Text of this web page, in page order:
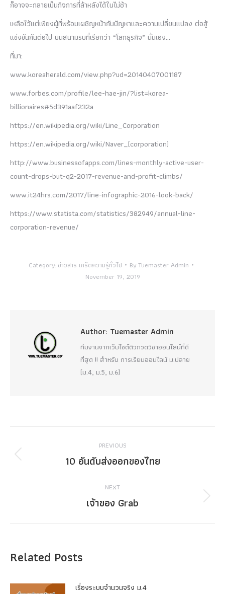
ก็อาจจะกลายเป็นกิจการที่ล้าหลังได้ในไม่ช้า
เหลือไว้แต่เพียงผู้ที่พร้อมเผชิญหน้ากับปัญหาและความเปลี่ยนแปลง ต่อสู้
แข่งขันกันต่อไป บนสนามรบที่เรียกว่า “โลกธุรกิจ” นั่นเอง…
ที่มา:
www.koreaherald.com/view.php?ud=20140407001187
www.forbes.com/profile/lee-hae-jin/?list=korea-
billionaires#5d391aaf232a
https://en.wikipedia.org/wiki/Line_Corporation
https://en.wikipedia.org/wiki/Naver_(corporation)
http://www.businessofapps.com/lines-monthly-active-user-
count-drops-but-q2-2017-revenue-and-profit-climbs/
www.it24hrs.com/2017/line-infographic-2016-look-back/
https://www.statista.com/statistics/382949/annual-line-
corporation-revenue/
Category: ข่าวสาร เกร็ดความรู้ทั่วไป ByTuemaster Admin
November 19, 2019
Author: Tuemaster Admin
ทีมงานจากเว็บไซต์ติวกวดวิชาออนไลน์ที่ดี
ที่สุด !! สำหรับ การเรียนออนไลน์ ม.ปลาย
(ม.4, ม.5, ม.6)
navigation
PREVIOUS
Previous
10 อันดับส่งออกของไทย
NEXT
Next
เจ้าของ Grab
Related Posts
เรื่องระบบจํานวนจริง ม.4